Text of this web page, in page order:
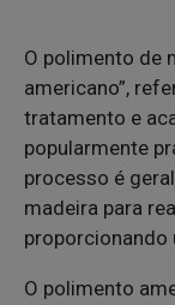
O polimento de
americano”,
tratamento e
popularmente
processo é
madeira para
proporcionando
O polimento